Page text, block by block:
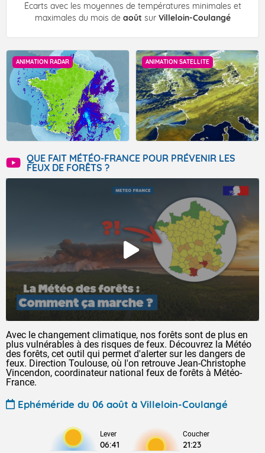
Écarts avec les moyennes de températures minimales et
maximales du mois de août sur Villeloin-Coulangé
ANIMATION RADAR ANIMATION SATELLITE
QUE FAIT MÉTÉO-FRANCE POUR PRÉVENIR LES
FEUX DE FORÊTS ?
Avec le changement climatique, nos forêts sont de plus en
plus vulnérables à des risques de feux. Découvrez la Météo
des forêts, cet outil qui permet d'alerter sur les dangers de
feux. Direction Toulouse, où l'on retrouve Jean-Christophe
Vincendon, coordinateur national feux de forêts à Météo-
France.
Ephéméride du 06 août à Villeloin-Coulangé
Lever
06:41
Coucher
21:23